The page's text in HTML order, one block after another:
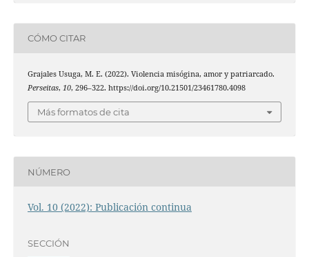
CÓMO CITAR
Grajales Usuga, M. E. (2022). Violencia misógina, amor y patriarcado.
Perseitas, 10, 296–322. https://doi.org/10.21501/23461780.4098
Más formatos de cita
NÚMERO
Vol. 10 (2022): Publicación continua
SECCIÓN